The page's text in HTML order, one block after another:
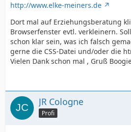
http://www.elke-meiners.de
Dort mal auf Erziehungsberatung
Browserfenster evtl. verkleinern.
schon klar sein, was ich falsch
gerne die CSS-Datei und/oder die
Vielen Dank schon mal , Gruß
JR Cologne
Profi